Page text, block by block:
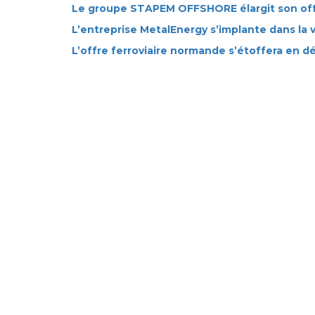
Le groupe STAPEM OFFSHORE élargit son
L’entreprise MetalEnergy s’implante dans la
L’offre ferroviaire normande s’étoffera en